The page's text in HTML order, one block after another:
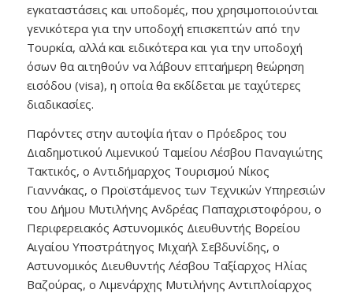
εγκαταστάσεις και υποδομές, που χρησιμοποιούνται
γενικότερα για την υποδοχή επισκεπτών από την
Τουρκία, αλλά και ειδικότερα και για την υποδοχή
όσων θα αιτηθούν να λάβουν επταήμερη θεώρηση
εισόδου (visa), η οποία θα εκδίδεται με ταχύτερες
διαδικασίες.
Παρόντες στην αυτοψία ήταν ο Πρόεδρος του
Διαδημοτικού Λιμενικού Ταμείου Λέσβου Παναγιώτης
Τακτικός, ο Αντιδήμαρχος Τουρισμού Νίκος
Γιαννάκας, ο Προϊστάμενος των Τεχνικών Υπηρεσιών
του Δήμου Μυτιλήνης Ανδρέας Παπαχριστοφόρου, ο
Περιφερειακός Αστυνομικός Διευθυντής Βορείου
Αιγαίου Υποστράτηγος Μιχαήλ Σεβδυνίδης, ο
Αστυνομικός Διευθυντής Λέσβου Ταξίαρχος Ηλίας
Βαζούρας, ο Λιμενάρχης Μυτιλήνης Αντιπλοίαρχος